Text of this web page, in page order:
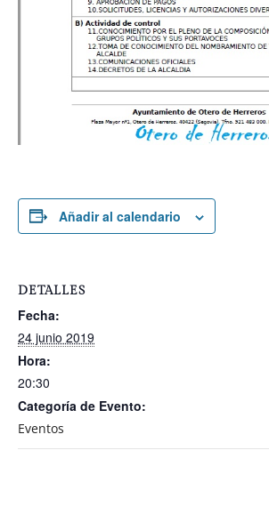
Añadir al calendario
DETALLES
Fecha:
24 junio 2019
Hora:
20:30
Categoría de Evento:
Eventos